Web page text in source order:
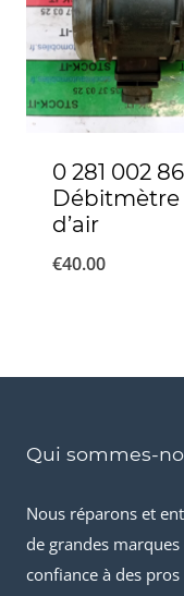
0 281 002
Débitmètre
d’air
€40.00
Qui sommes-
Nous réparons et
de grandes
confiance à des pros